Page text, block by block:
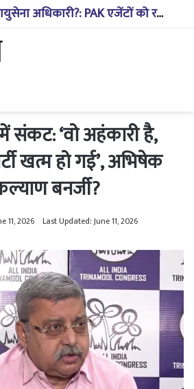
हनी ट्रैप में फंसा वायुसेना अधिकारी?: PAK एजेंटों को रक्षा से जुड़ी जानकारी देने का आरोप; कैसे हुआ खुलासा
‘वो अहंकारी है,
खत्म हो गई’, अभिषेक
बनर्जी?
11, 2026 Last Updated: June 11, 2026